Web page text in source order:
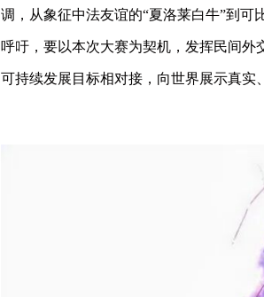
调，从象征中法友谊的“夏洛莱白牛”到可
呼吁，要以本次大赛为契机，发挥民间外
可持续发展目标相对接，向世界展示真实